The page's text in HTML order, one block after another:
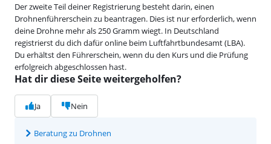
Der zweite Teil deiner Registrierung besteht darin, einen
Drohnenführerschein zu beantragen. Dies ist nur erforderlich, wenn
deine Drohne mehr als 250 Gramm wiegt. In Deutschland
registrierst du dich dafür online beim Luftfahrtbundesamt (LBA).
Du erhältst den Führerschein, wenn du den Kurs und die Prüfung
erfolgreich abgeschlossen hast.
Hat dir diese Seite weitergeholfen?
Ja Nein
Beratung zu Drohnen